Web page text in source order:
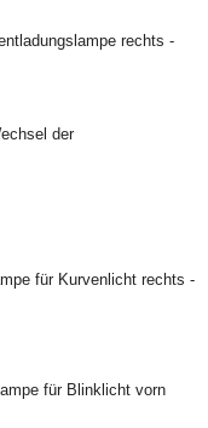
rechts -
der
für Kurvenlicht rechts -
für Blinklicht vorn